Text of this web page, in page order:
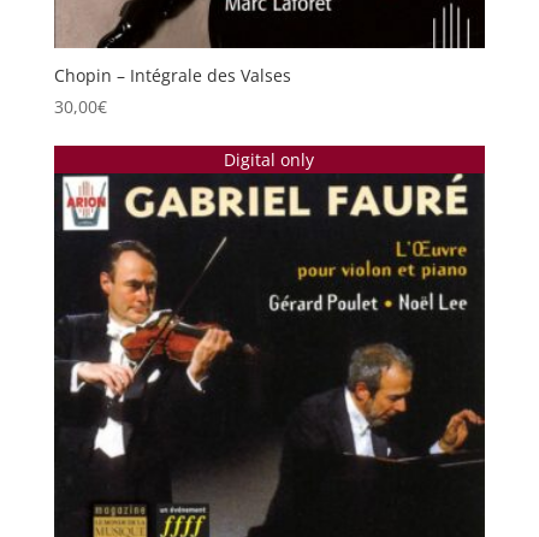
Chopin – Intégrale des Valses
30,00€
Digital only